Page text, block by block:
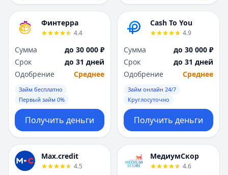
Тольятти
Томск
Тула
Ульяновск
Уфа
Х
Хабаровск
Ч
Чебоксары
Челябинск
Я
Тольятти
Томск
Тула
Ульяновск
Уфа
Х
Хабаровск
Ч
Чебоксары
Челябинск
Я
Финтерра
4.4
Сумма
до 30 000 ₽
Срок
до 31 дней
Одобрение
Среднее
Займ бесплатно
Первый займ 0%
Получить деньги
Cash To You
4.9
Сумма
до 30 000 ₽
Срок
до 31 дней
Одобрение
Среднее
Займ онлайн 24/7
Круглосуточно
Получить деньги
Max.credit
4.5
МедиумСкор
4.6